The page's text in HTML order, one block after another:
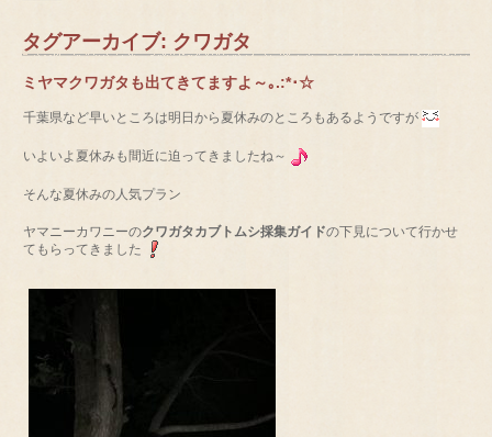
タグアーカイブ: クワガタ
ミヤマクワガタも出てきてますよ～｡.:*･☆
千葉県など早いところは明日から夏休みのところもあるようですが
いよいよ夏休みも間近に迫ってきましたね～
そんな夏休みの人気プラン
ヤマニーカワニーのクワガタカブトムシ採集ガイドの下見について行かせ
てもらってきました